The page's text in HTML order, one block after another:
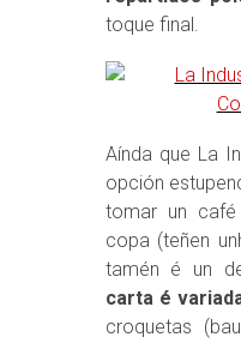
toque final.
Aínda que La
opción
tomar un
copa (teñen
tamén é un
carta é
croquetas